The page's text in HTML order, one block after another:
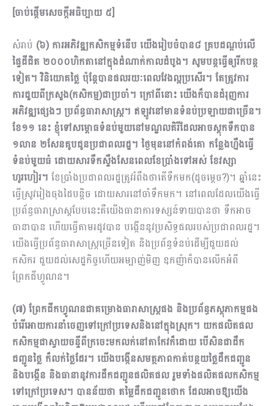
[ចាប់ផ្តើមសេចក្តីអធិប្បាយ ៥]
សំរាប់ (៦) ការអភិវឌ្ឍកសិកម្មទំនើប យើងរៀបចំបាន៨ គ្របដណ្តប់លើ
ផ្ទៃដីជិត ២០០០ហិកតានៅក្នុងដំណាក់កាលដំបូង។ សូមបន្តធ្វើឲ្យរីកបន្ត
ទៀត។ វិនិយោគថ្លៃ ប៉ុន្តែបានផលរយៈពេលវែងល្អប្រសើរ។ តែត្រូវការ
ការជួយពីក្រសួង(កសិកម្ម)ជាប្រចាំ។ ក្រៅពីនោះ យើងក៏បានជំរុញការ
អភិវឌ្ឍផ្សេងៗ ប្រព័ន្ធធារាសាស្រ្ត។ ឥឡូវនៅមានទំនប់ប្រឡាយជាច្រើន។
ខែ១១ នេះ ខ្ញុំទៅសម្ពោធទំនប់មួយនៅមណ្ឌលគិរីដែលអាចស្តុកទឹកបាន
១លាន ២សែនគូបជូនប្រជាពលរដ្ឋ។ ថ្ងៃមុននៅកំពង់គោ កន្លែងហ្នឹងធ្វើ
ទំនប់មួយធំ ដោយសារទឹកស្ទឹងសែនពេលខែប្រាំងទៅអស់ ខែវស្សា
ហូរហៀរ។ ខែប្រាំងប្រជាពលរដ្ឋត្រូវរំពឹងថាតើទឹកមក(ដូចម្តេច?)។ ឆ្នាំនេះ
ធ្វើស្រូវរៀងចុងដៃបន្តិច ដោយសារនៅចាំទឹកមក។ នៅពេលដែលយើងធ្វើ
ប្រព័ន្ធធារាសា្រស្តបែបនេះគឺយើងធានាការទស្សន៍ទាយបានថា ទឹកអាច
ធានាបាន ហើយធ្វើតាមរដូវបាន បង្កើននូវប្រសិទ្ធផលរបស់ប្រ​ជាពលរដ្ឋ។
យើងធ្វើប្រព័ន្ធធារាសាស្រ្តច្រើនទៀត និងប្រព័ន្ធទំនប់ដើម្បីជួយដល់
កសិករ ជួយដល់សេដ្ឋកិច្ចហើយអម្បាញ់មិញ ឧកញ៉ាក៏បានលើកអំពី
ព្រែកជីហ្វូណន។
(៧) ព្រែកជីកហ្វូណនជាគម្រោងធារាសាស្រ្តផង និងប្រព័ន្ធភស្តុភាកម្មផង
បំរើអោយការនាំចេញទៅក្រៅប្រ​ទេសនិងនៅក្នុងស្រុក។ យកផលិតផល
កសិកម្មជាស្វាយចន្ទីពីក្រចេះមកលក់នៅតាកែវក៏ដោយ បើសិនជាដឹក
ជញ្ជូនថ្លៃ ក៏លក់ថ្លៃដែរ។ យើងបង្កើនសមត្ថភាពកាត់បន្ថយថ្លៃដឹកជញ្ជូន
និងបង្កើន និងធានានូវការដឹកជញ្ជូនផលិតផល រួមទាំងផលិតផលកសិកម្ម
ទៅក្រៅប្រទេស។ បានន័យថា តម្លៃដឹកជញ្ជូនថោក ដែលអាចឱ្យយើង